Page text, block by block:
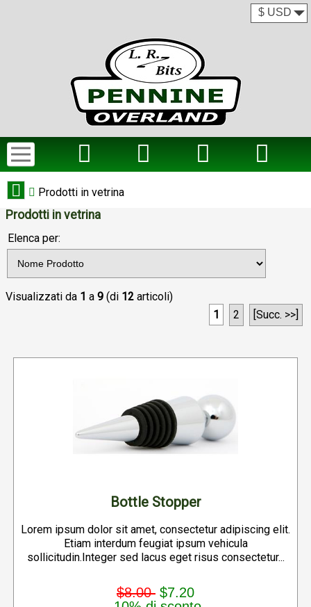
Prodotti in vetrina
Prodotti in vetrina
Elenca per:
Visualizzati da 1 a 9 (di 12 articoli)
1
2 [Succ. >>]
Bottle Stopper
Lorem ipsum dolor sit amet, consectetur adipiscing elit.
Etiam interdum feugiat ipsum vehicula
sollicitudin.Integer sed lacus eget risus consectetur...
$8.00 $7.20